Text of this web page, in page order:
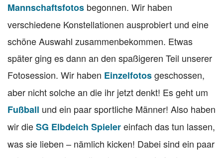
Mannschaftsfotos begonnen. Wir haben
verschiedene Konstellationen ausprobiert und eine
schöne Auswahl zusammenbekommen. Etwas
später ging es dann an den spaßigeren Teil unserer
Fotosession. Wir haben Einzelfotosgeschossen,
aber nicht solche an die ihr jetzt denkt! Es geht um
Fußball und ein paar sportliche Männer! Also haben
wir dieSG Elbdeich Spielereinfach das tun lassen,
was sie lieben – nämlich kicken! Dabei sind ein paar